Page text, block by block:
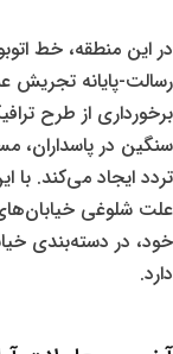
در این منطقه، خط
رسالت-پایانه تجریش
برخورداری از طرح
سنگین در پاسداران،
تردد ایجاد می‌کند. با
علت شلوغی
خود، در دسته‌بندی
دارد.